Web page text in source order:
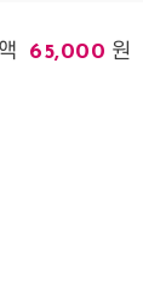
65,000 원